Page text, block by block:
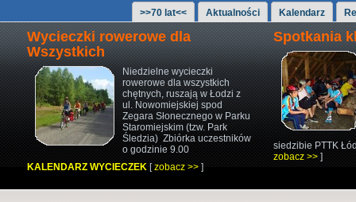
>>70 lat<< Aktualności Kalendarz
Wycieczki rowerowe dla
Wszystkich
Niedzielne wycieczki
rowerowe dla wszystkich
chętnych,ruszają w Łodzi z
ul. Nowomiejskiej spod
Zegara Słonecznego w Parku
Staromiejskim (tzw. Park
Śledzia) Zbiórka uczestników
o godzinie 9.00
KALENDARZ WYCIECZEK [zobacz >>]
Spotkania
siedzibie PTTK
zobacz >> ]